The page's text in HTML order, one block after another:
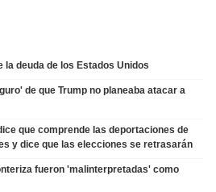
la deuda de los Estados Unidos
de que Trump no planeaba atacar a
que comprende las deportaciones de
y dice que las elecciones se retrasarán
fueron 'malinterpretadas' como